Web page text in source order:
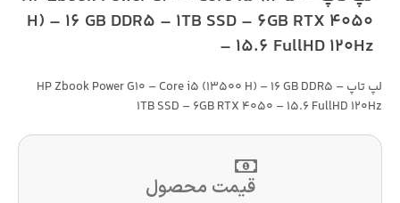
H) – 16 GB DDR5 – 1TB SSD – 6GB RTX 4050
– 15.6 FullHD 120Hz
لپ تاپ HP Zbook Power G10 – Core i5 (13500 H) – 16 GB DDR5 –
1TB SSD – 6GB RTX 4050 – 15.6 FullHD 120Hz
قیمت محصول